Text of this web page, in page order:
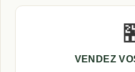
VENDEZ